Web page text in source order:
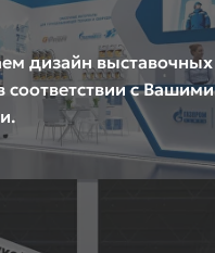
дизайн выставочных
соответствии с Вашими